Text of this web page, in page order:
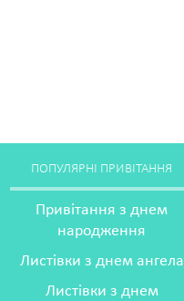
ПОПУЛЯРНІ ПРИВІТАННЯ
Привітання з днем
народження
Листівки з днем ангела
Листівки з днем